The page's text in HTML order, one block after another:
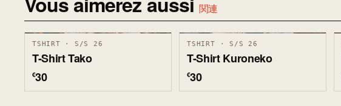
関連
TSHIRT · S/S 26
T-Shirt Tako
€30
TSHIRT · S/S 26
T-Shirt Kuroneko
€30